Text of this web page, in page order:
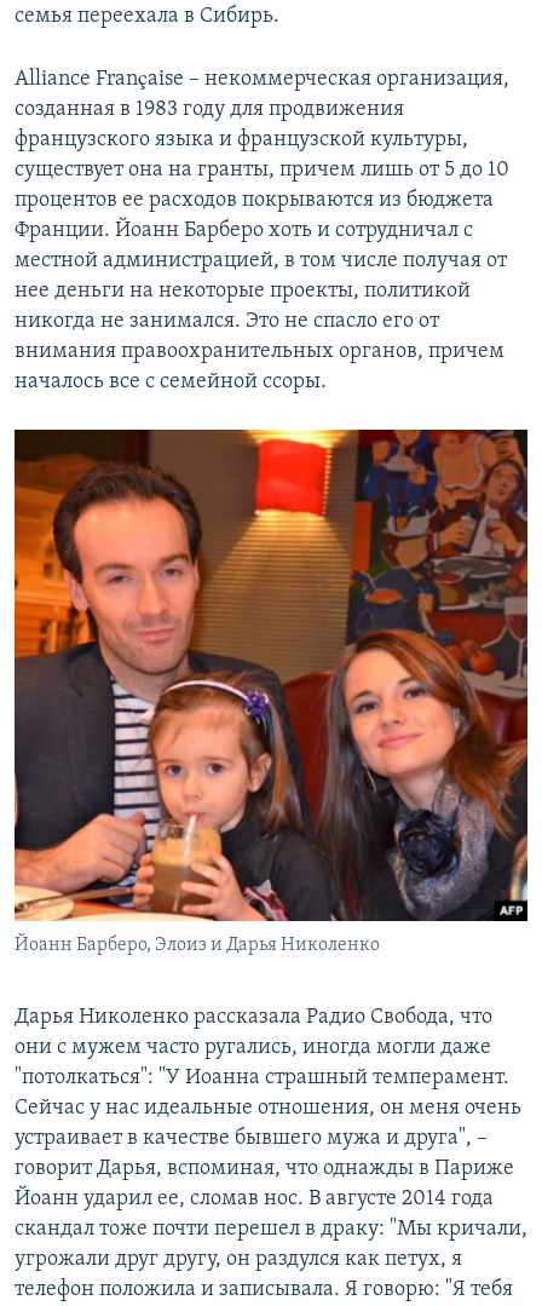
семья переехала в Сибирь.
Alliance Française – некоммерческая организация,
созданная в 1983 году для продвижения
французского языка и французской культуры,
существует она на гранты, причем лишь от 5 до 10
процентов ее расходов покрываются из бюджета
Франции. Йоанн Барберо хоть и сотрудничал с
местной администрацией, в том числе получая от
нее деньги на некоторые проекты, политикой
никогда не занимался. Это не спасло его от
внимания правоохранительных органов, причем
началось все с семейной ссоры.
Йоанн Барберо, Элоиз и Дарья Николенко
Дарья Николенко рассказала Радио Свобода, что
они с мужем часто ругались, иногда могли даже
"потолкаться": "У Иоанна страшный темперамент.
Сейчас у нас идеальные отношения, он меня очень
устраивает в качестве бывшего мужа и друга", –
говорит Дарья, вспоминая, что однажды в Париже
Йоанн ударил ее, сломав нос. В августе 2014 года
скандал тоже почти перешел в драку: "Мы кричали,
угрожали друг другу, он раздулся как петух, я
телефон положила и записывала. Я говорю: "Я тебя